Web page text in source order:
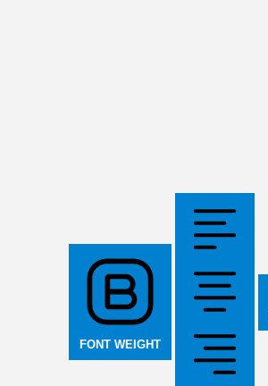
FONT WEIGHT